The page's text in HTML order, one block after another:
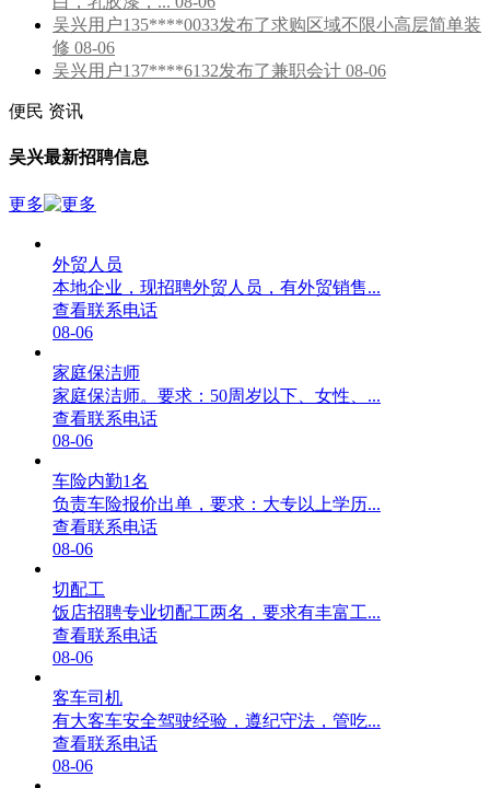
吴兴用户135****0033发布了求购区域不限小高层简单装
修 08-06
吴兴用户137****6132发布了兼职会计 08-06
便民 资讯
吴兴最新招聘信息
更多
外贸人员
本地企业，现招聘外贸人员，有外贸销售...
查看联系电话
08-06
家庭保洁师
家庭保洁师。要求：50周岁以下、女性、...
查看联系电话
08-06
车险内勤1名
负责车险报价出单，要求：大专以上学历...
查看联系电话
08-06
切配工
饭店招聘专业切配工两名，要求有丰富工...
查看联系电话
08-06
客车司机
有大客车安全驾驶经验，遵纪守法，管吃...
查看联系电话
08-06